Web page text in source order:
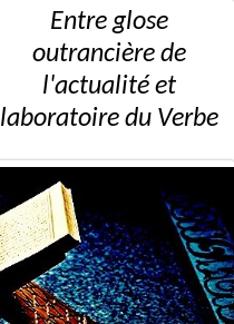
Entre glose
outrancière de
l'actualité et
laboratoire du Verbe